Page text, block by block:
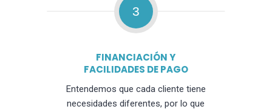
3
FINANCIACIÓN Y
FACILIDADES DE PAGO
Entendemos que cada cliente tiene
necesidades diferentes, por lo que